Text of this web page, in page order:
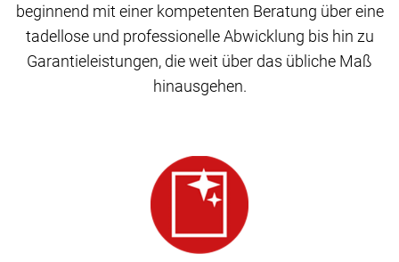
beginnend mit einer kompetenten Beratung über eine
tadellose und professionelle Abwicklung bis hin zu
Garantieleistungen, die weit über das übliche Maß
hinausgehen.